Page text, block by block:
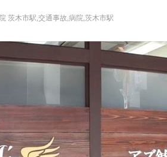
茨木市駅,交通事故,病院,茨木市駅